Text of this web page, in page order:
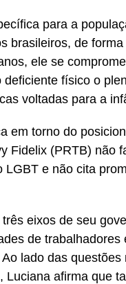
para a
brasileiros, de
ele se
físico o
voltadas para a
em torno do
Fidelix (PRTB) não
e não cita
eixos de seu
de trabalhadores
lado das
afirma que